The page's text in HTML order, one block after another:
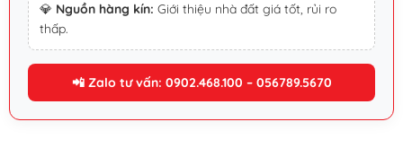
💎 Nguồn hàng kín: Giới thiệu nhà đất giá tốt, rủi ro
thấp.
📲 Zalo tư vấn: 0902.468.100 – 056789.5670